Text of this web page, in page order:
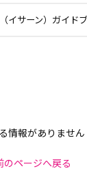
イサーン）ガイド
情報がありません
のページへ戻る